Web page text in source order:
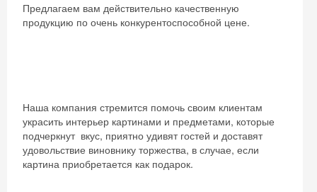
Предлагаем вам действительно качественную
продукцию по очень конкурентоспособной цене.
Наша компания стремится помочь своим клиентам
украсить интерьер картинами и предметами, которые
подчеркнут вкус, приятно удивят гостей и доставят
удовольствие виновнику торжества, в случае, если
картина приобретается как подарок.